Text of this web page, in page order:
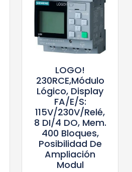
LOGO!
230RCE,módulo
Lógico, Display
FA/E/S:
115V/230V/relé,
8 DI/4 DO, Mem.
400 Bloques,
Posibilidad De
Ampliación
Modul